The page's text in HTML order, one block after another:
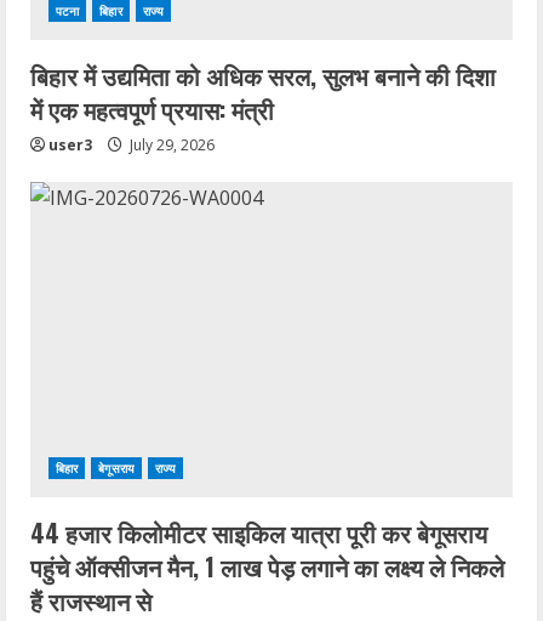
पटना बिहार राज्य
बिहार में उद्यमिता को अधिक सरल, सुलभ बनाने की दिशा
में एक महत्वपूर्ण प्रयास: मंत्री
user3 July 29, 2026
बिहार बेगूसराय राज्य
44 हजार किलोमीटर साइकिल यात्रा पूरी कर बेगूसराय
पहुंचे ऑक्सीजन मैन, 1 लाख पेड़ लगाने का लक्ष्य ले निकले
हैं राजस्थान से